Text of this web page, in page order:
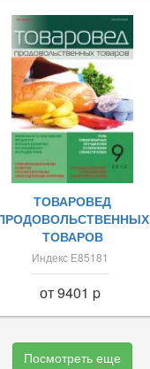
ТОВАРОВЕД
ТОВАРОВ
Индекс Е85181
от 9401 p
Посмотреть еще